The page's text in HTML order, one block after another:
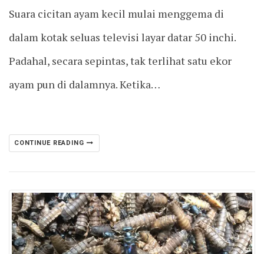
Suara cicitan ayam kecil mulai menggema di
dalam kotak seluas televisi layar datar 50 inchi.
Padahal, secara sepintas, tak terlihat satu ekor
ayam pun di dalamnya. Ketika…
CONTINUE READING